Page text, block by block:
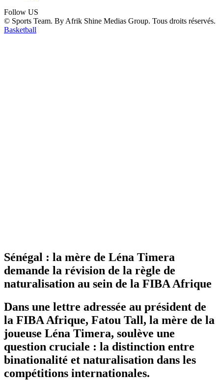
Follow US
© Sports Team. By Afrik Shine Medias Group. Tous droits réservés.
Basketball
Sénégal : la mère de Léna Timera
demande la révision de la règle de
naturalisation au sein de la FIBA Afrique
Dans une lettre adressée au président de
la FIBA Afrique, Fatou Tall, la mère de la
joueuse Léna Timera, soulève une
question cruciale : la distinction entre
binationalité et naturalisation dans les
compétitions internationales.